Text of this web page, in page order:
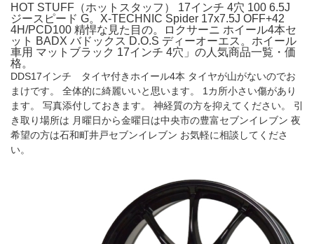
HOT STUFF（ホットスタッフ） 17インチ 4穴 100 6.5J
ジースピード G。X-TECHNIC Spider 17x7.5J OFF+42
4H/PCD100 精悍な見た目の。ロクサーニ ホイール4本セ
ット BADX バドックス D.O.S ディーオーエス。ホイール
車用 マットブラック 17インチ 4穴」の人気商品一覧・価
格。
DDS17インチ タイヤ付きホイール4本 タイヤが山がないのでお
まけです。 全体的に綺麗いいと思います。 1カ所小さい傷があり
ます。 写真添付しておきます。 神経質の方を抑えてください。 引
き取り場所は 月曜日から金曜日は中央市の豊富セブンイレブン 夜
希望の方は石和町井戸セブンイレブン お気軽に相談してくださ
い。